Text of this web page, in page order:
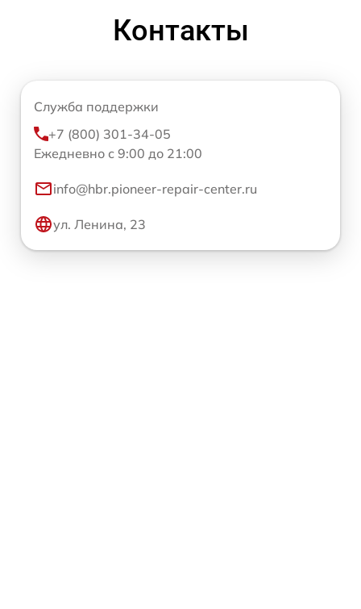
Контакты
Служба поддержки
+7 (800) 301-34-05
Ежедневно с 9:00 до 21:00
info@hbr.pioneer-repair-center.ru
ул. Ленина, 23